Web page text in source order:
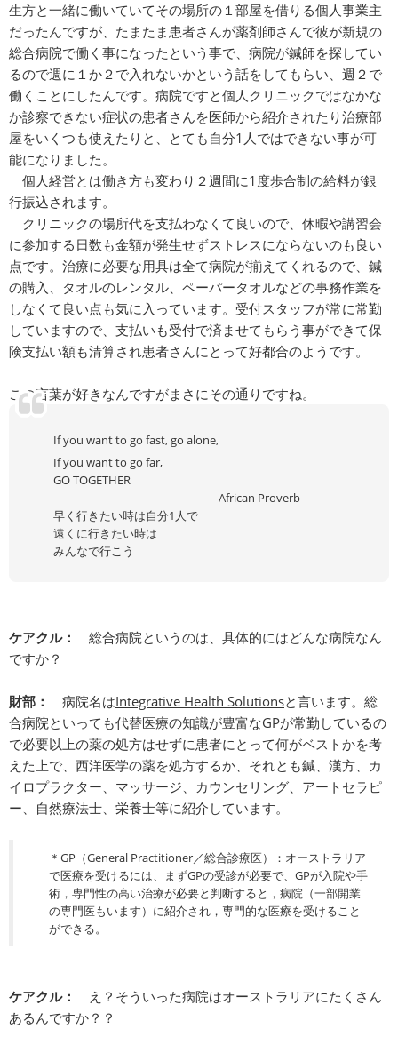
生方と一緒に働いていてその場所の１部屋を借りる個人事業主
だったんですが、たまたま患者さんが薬剤師さんで彼が新規の
総合病院で働く事になったという事で、病院が鍼師を探してい
るので週に１か２で入れないかという話をしてもらい、週２で
働くことにしたんです。病院ですと個人クリニックではなかな
か診察できない症状の患者さんを医師から紹介されたり治療部
屋をいくつも使えたりと、とても自分1人ではできない事が可
能になりました。
個人経営とは働き方も変わり２週間に1度歩合制の給料が銀
行振込されます。
クリニックの場所代を支払わなくて良いので、休暇や講習会
に参加する日数も金額が発生せずストレスにならないのも良い
点です。治療に必要な用具は全て病院が揃えてくれるので、鍼
の購入、タオルのレンタル、ペーパータオルなどの事務作業を
しなくて良い点も気に入っています。受付スタッフが常に常勤
していますので、支払いも受付で済ませてもらう事ができて保
険支払い額も清算され患者さんにとって好都合のようです。
この言葉が好きなんですがまさにその通りですね。
If you want to go fast, go alone,
If you want to go far,
GO TOGETHER
-African Proverb
早く行きたい時は自分1人で
遠くに行きたい時は
みんなで行こう
ケアクル：
総合病院というのは、具体的にはどんな病院なん
ですか？
財部： 病院名はIntegrative Health Solutionsと言います。総
合病院といっても代替医療の知識が豊富なGPが常勤しているの
で必要以上の薬の処方はせずに患者にとって何がベストかを考
えた上で、西洋医学の薬を処方するか、それとも鍼、漢方、カ
イロプラクター、マッサージ、カウンセリング、アートセラピ
ー、自然療法士、栄養士等に紹介しています。
＊GP（General Practitioner／総合診療医）：オーストラリア
で医療を受けるには、まずGPの受診が必要で、GPが入院や手
術，専門性の高い治療が必要と判断すると，病院（一部開業
の専門医もいます）に紹介され，専門的な医療を受けること
ができる。
ケアクル：
え？そういった病院はオーストラリアにたくさん
あるんですか？？